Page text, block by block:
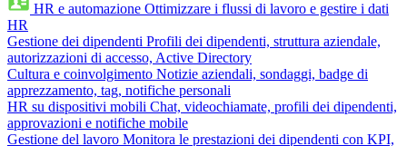
HR e automazione Ottimizzare i flussi di lavoro e gestire i dati
HR
Gestione dei dipendenti Profili dei dipendenti, struttura aziendale,
autorizzazioni di accesso, Active Directory
Cultura e coinvolgimento Notizie aziendali, sondaggi, badge di
apprezzamento, tag, notifiche personali
HR su dispositivi mobili Chat, videochiamate, profili dei dipendenti,
approvazioni e notifiche mobile
Gestione del lavoro Monitora le prestazioni dei dipendenti con KPI,